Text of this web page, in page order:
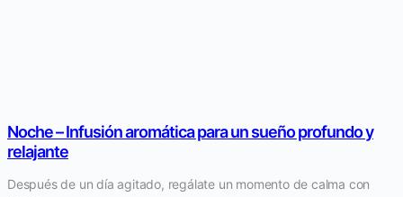
Noche – Infusión aromática para un sueño profundo y
relajante
Después de un día agitado, regálate un momento de calma con